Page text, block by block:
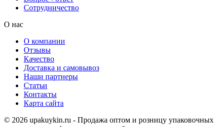
Сотрудничество
О нас
О компании
Отзывы
Качество
Доставка и самовывоз
Наши партнеры
Статьи
Контакты
Карта сайта
© 2026 upakuykin.ru - Продажа оптом и розницу упаковочных